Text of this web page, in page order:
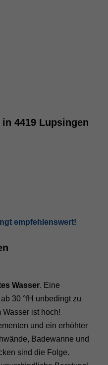
4419 Lupsingen
empfehlenswert!
Wasser. Eine
30 °fH unbedingt zu
ist hoch!
und ein erhöhter
Badewanne und
sind die Folge.